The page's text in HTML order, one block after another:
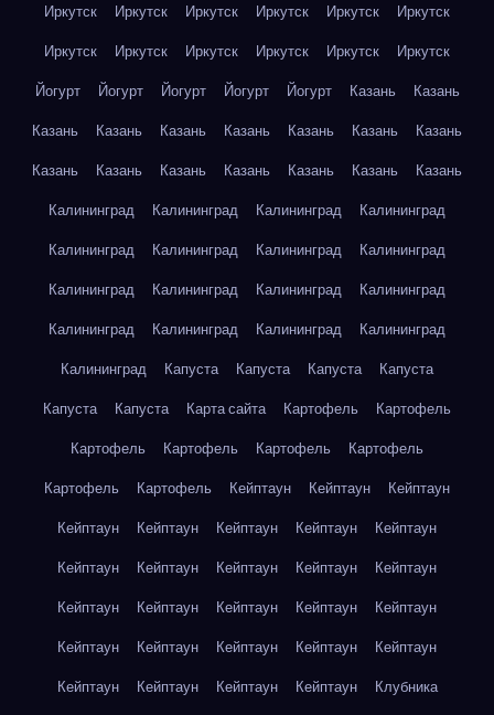
Иркутск
Иркутск Иркутск Иркутск Иркутск
Иркутск
Иркутск
Иркутск Иркутск Иркутск Иркутск
Иркутск
Йогурт
Йогурт Йогурт Йогурт Йогурт Казань
Казань
Казань
Казань Казань Казань Казань Казань
Казань
Казань
Казань Казань Казань Казань Казань
Казань
Калининград
Калининград Калининград
Калининград
Калининград
Калининград Калининград
Калининград
Калининград
Калининград Калининград
Калининград
Калининград
Калининград Калининград
Калининград
Калининград
Капуста Капуста Капуста
Капуста
Капуста
Капуста Карта сайта Картофель
Картофель
Картофель
Картофель Картофель
Картофель
Картофель
Картофель Кейптаун Кейптаун
Кейптаун
Кейптаун
Кейптаун Кейптаун Кейптаун
Кейптаун
Кейптаун
Кейптаун Кейптаун Кейптаун
Кейптаун
Кейптаун
Кейптаун Кейптаун Кейптаун
Кейптаун
Кейптаун
Кейптаун Кейптаун Кейптаун
Кейптаун
Кейптаун
Кейптаун Кейптаун Кейптаун
Клубника